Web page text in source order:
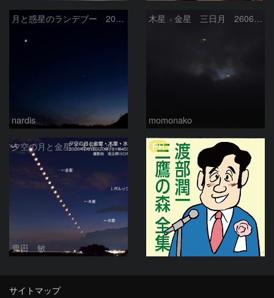
月と惑星のランデブー 2026/06/19
nardis
木星 金星 三日月 260618
momonako
夕空の月と金星・木星・水星の接近 2026/6/18
豊田 敏
PR
サイトマップ